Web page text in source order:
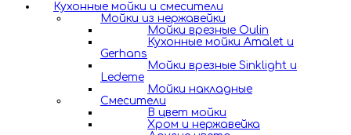
Кухонные мойки и смесители
Мойки из нержавейки
Мойки врезные Oulin
Кухонные мойки Amalet и
Gerhans
Мойки врезные Sinklight и
Ledeme
Мойки накладные
Смесители
В цвет мойки
Хром и нержавейка